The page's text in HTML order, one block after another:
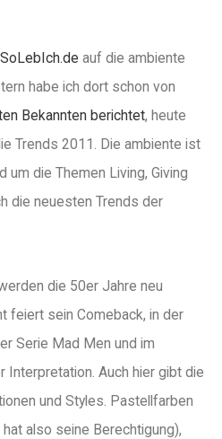
SoLebIch.de auf die ambiente
habe ich dort schon von
Bekannten berichtet, heute
Trends 2011. Die ambiente ist
die Themen Living, Giving
die neuesten Trends der
die 50er Jahre neu
feiert sein Comeback, in der
Serie Mad Men und im
Interpretation. Auch hier gibt die
und Styles. Pastellfarben
also seine Berechtigung),